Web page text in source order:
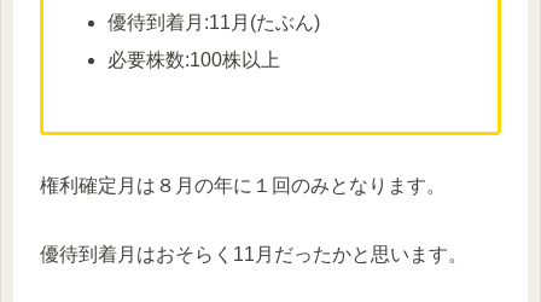
優待到着月:11月(たぶん)
必要株数:100株以上
権利確定月は８月の年に１回のみとなります。
優待到着月はおそらく11月だったかと思います。